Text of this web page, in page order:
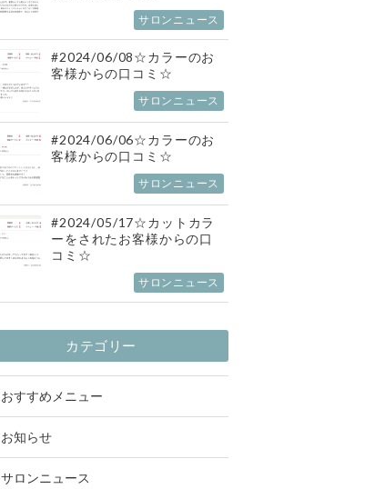
サロンニュース
#2024/06/08☆カラーのお
客様からの口コミ☆
サロンニュース
#2024/06/06☆カラーのお
客様からの口コミ☆
サロンニュース
#2024/05/17☆カットカラ
ーをされたお客様からの口
コミ☆
サロンニュース
カテゴリー
おすすめメニュー
お知らせ
サロンニュース